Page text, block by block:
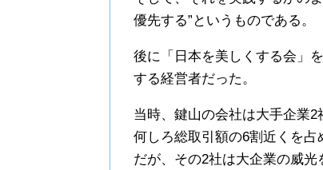
優先する”というものである。
後に「日本を美しくする会」
する経営者だった。
当時、鍵山の会社は大手企業2
何しろ総取引額の6割近くを占
だが、その2社は大企業の威